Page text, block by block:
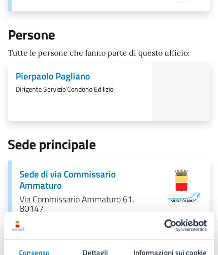
Consenso Dettagli Informazioni sui cookie
Persone
Tutte le persone che fanno parte di questo ufficio:
Pierpaolo Pagliano
Dirigente Servizio Condono Edilizio
Sede principale
Sede di via Commissario
Ammaturo
Via Commissario Ammaturo 61,
80147
Contatti